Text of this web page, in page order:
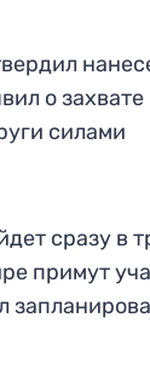
о захвате
силами
сразу в
примут